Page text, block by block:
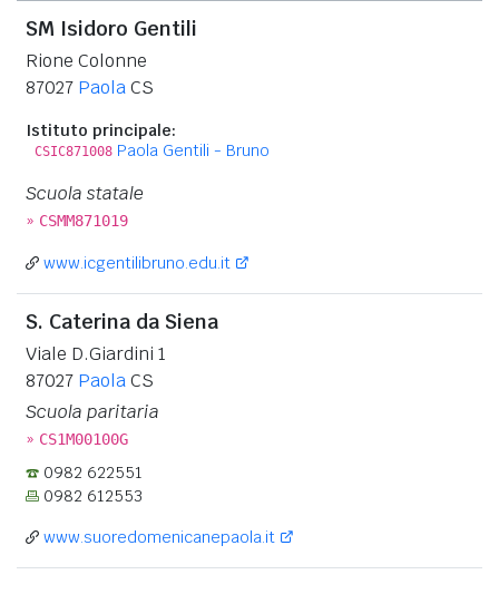
SM Isidoro Gentili
Rione Colonne
87027 PaolaCS
Istituto principale:
CSIC871008 Paola Gentili - Bruno
Scuola statale
» CSMM871019
www.icgentilibruno.edu.it
S. Caterina da Siena
Viale D.Giardini 1
87027 PaolaCS
Scuola paritaria
» CS1M00100G
0982 622551
0982 612553
www.suoredomenicanepaola.it